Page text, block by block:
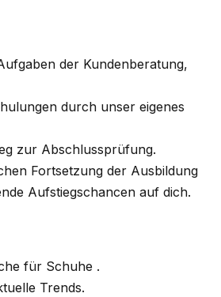
der Kundenberatung,
durch unser eigenes
zur Abschlussprüfung.
Fortsetzung der Ausbildung
Aufstiegschancen auf dich.
für Schuhe .
Trends.